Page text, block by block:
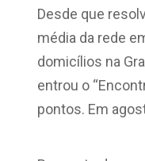
Desde que
média da rede
domicílios na
entrou o
pontos. Em